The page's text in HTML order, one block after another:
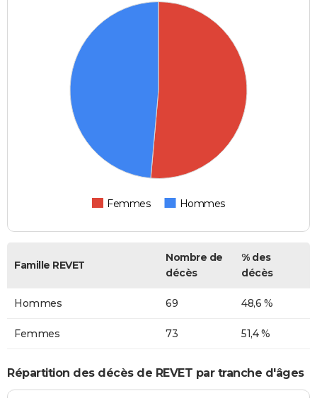
Femmes Hommes
Famille REVET
Nombre de
décès
% des
décès
Hommes 69 48,6 %
Femmes 73 51,4 %
Répartition des décès de REVET par tranche d'âges